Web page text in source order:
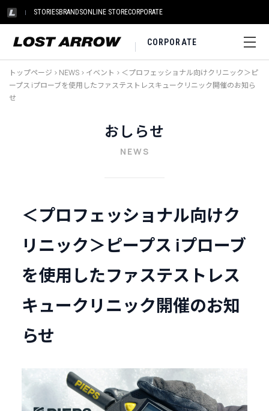
STORIESBRANDSONLINE STORECORPORATE
CORPORATE
トップページ > NEWS > イベント > ＜プロフェッショナル向けクリニック＞ピ
ープス iプローブを使用したファステストレスキュークリニック開催のお知ら
せ
おしらせ
NEWS
＜プロフェッショナル向けク
リニック＞ピープス iプローブ
を使用したファステストレス
キュークリニック開催のお知
らせ